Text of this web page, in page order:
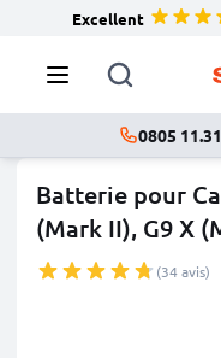
Excellent
0805
Batterie pour
(Mark II), G9 X
(34 avis)